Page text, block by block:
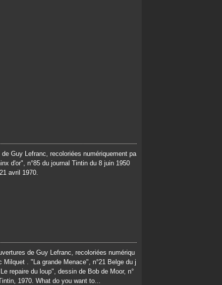
Guy Lefranc, recoloriées numériquement pa
d'or", n°85 du journal Tintin du 8 juin 1950
avril 1970.
de Guy Lefranc, recoloriées numériqu
Milquet . "La grande Menace", n°21 Belge du j
repaire du loup", dessin de Bob de Moor, n°
1970. What do you want to...